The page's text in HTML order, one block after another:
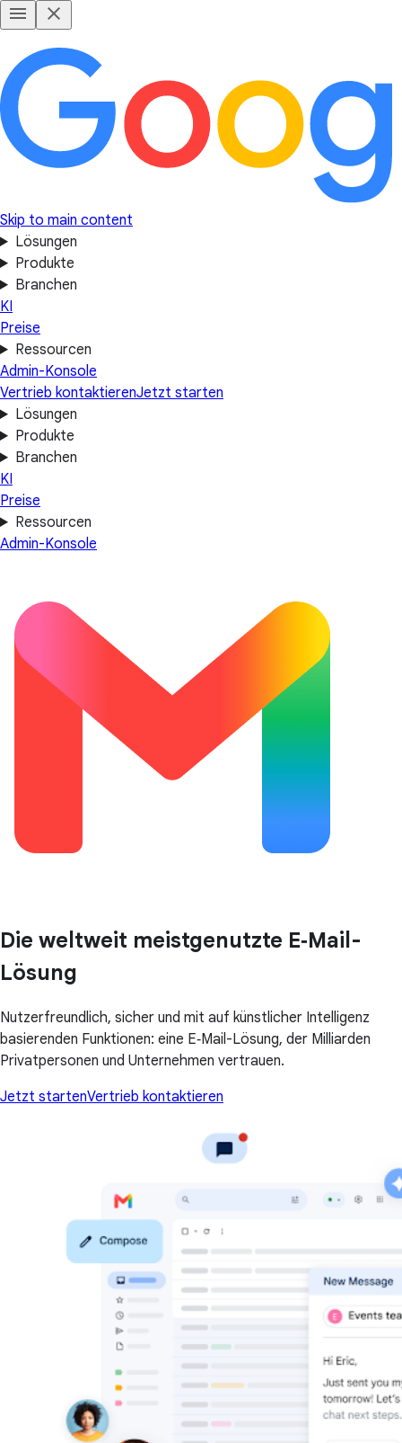
Skip to main content
Lösungen
Produkte
Branchen
KI
Preise
Ressourcen
Admin-Konsole
Vertrieb kontaktierenJetzt starten
Lösungen
Produkte
Branchen
KI
Preise
Ressourcen
Admin-Konsole
Die weltweit meistgenutzte E‑Mail-
Lösung
Nutzerfreundlich, sicher und mit auf künstlicher Intelligenz
basierenden Funktionen: eine E‑Mail-Lösung, der Milliarden
Privatpersonen und Unternehmen vertrauen.
Jetzt startenVertrieb kontaktieren